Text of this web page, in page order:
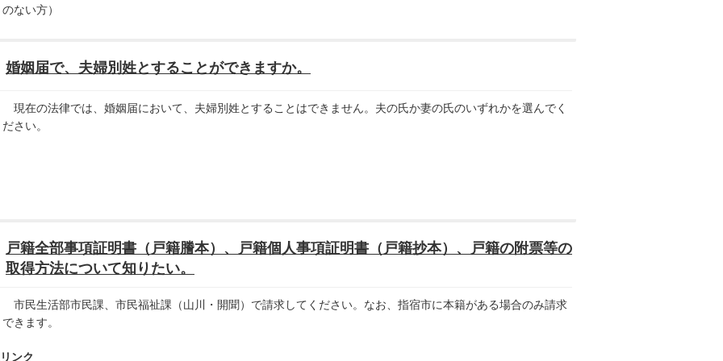
のない方）
婚姻届で、夫婦別姓とすることができますか。
現在の法律では、婚姻届において、夫婦別姓とすることはできません。夫の氏か妻の氏のいずれかを選んでく
ださい。
戸籍全部事項証明書（戸籍謄本）、戸籍個人事項証明書（戸籍抄本）、戸籍の附票等の
取得方法について知りたい。
市民生活部市民課、市民福祉課（山川・開聞）で請求してください。なお、指宿市に本籍がある場合のみ請求
できます。
ンク